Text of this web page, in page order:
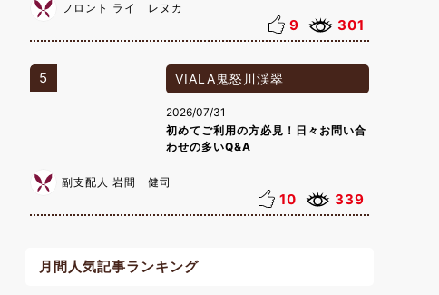
フロント ライ レヌカ
9 301
5 VIALA鬼怒川渓翠
2026/07/31
初めてご利用の方必見！日々お問い合
わせの多いQ&A
副支配人 岩間 健司
10 339
月間人気記事ランキング